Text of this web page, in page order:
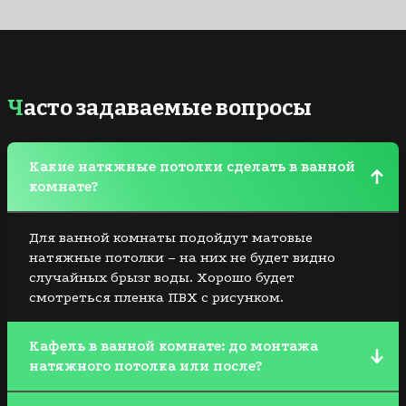
Часто задаваемые вопросы
Какие натяжные потолки сделать в ванной
комнате?
Для ванной комнаты подойдут матовые
натяжные потолки – на них не будет видно
случайных брызг воды. Хорошо будет
смотреться пленка ПВХ с рисунком.
Кафель в ванной комнате: до монтажа
натяжного потолка или после?